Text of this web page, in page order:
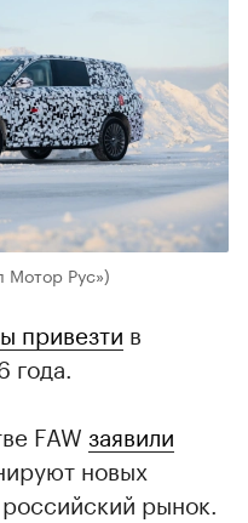
Рус»)
привезти в
года.
FAW заявили
новых
рынок.